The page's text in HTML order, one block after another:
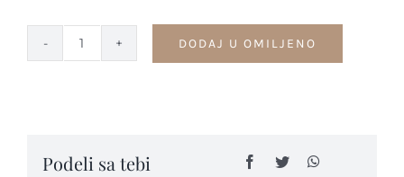
Nakit
Verenički
VPC41
DODAJ U OMILJENO
Podeli sa tebi